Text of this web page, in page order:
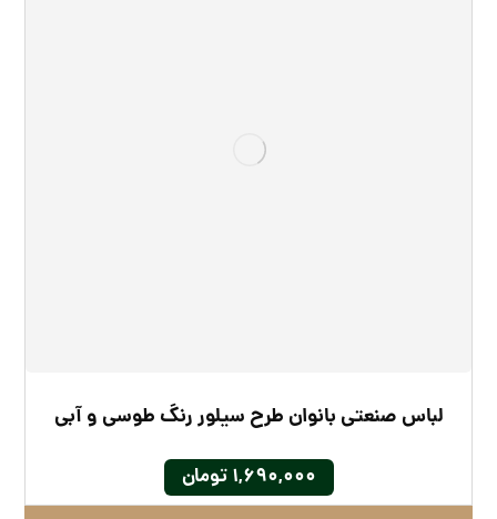
لباس صنعتی بانوان طرح سیلور رنگ طوسی و آبی
۱,۶۹۰,۰۰۰ تومان